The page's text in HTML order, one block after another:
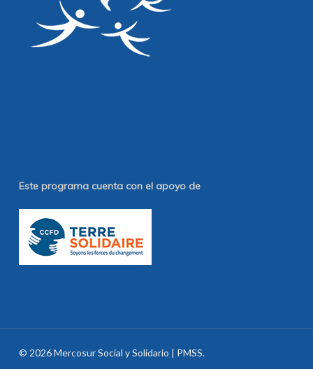
Este programa cuenta con el apoyo de
© 2026 Mercosur Social y Solidario | PMSS.